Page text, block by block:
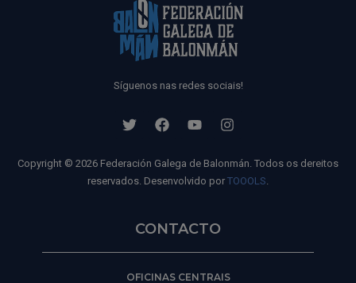
Síguenos nas redes sociais!
Copyright © 2026 Federación Galega de Balonmán. Todos os dereitos
reservados. Desenvolvido por TOOOLS
CONTACTO
OFICINAS CENTRAIS